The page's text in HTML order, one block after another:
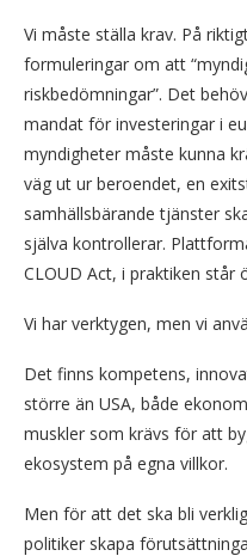
Vi måste ställa krav. På
formuleringar om att
riskbedömningar”. Det
mandat för investeringar i
myndigheter måste kunna
väg ut ur beroendet, en
samhällsbärande tjänster
själva kontrollerar.
CLOUD Act, i praktiken står
Vi har verktygen, men vi
Det finns kompetens,
större än USA, både
muskler som krävs för att
ekosystem på egna villkor.
Men för att det ska bli
politiker skapa